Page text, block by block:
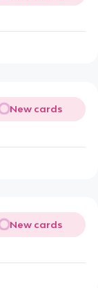
New cards
New cards